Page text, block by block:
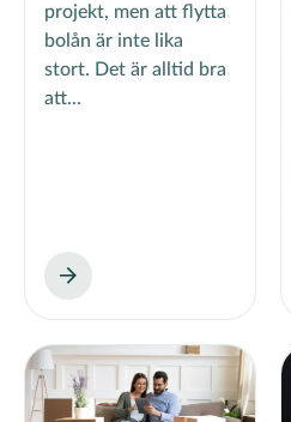
projekt, men att flytta
bolån är inte lika
stort. Det är alltid bra
att...